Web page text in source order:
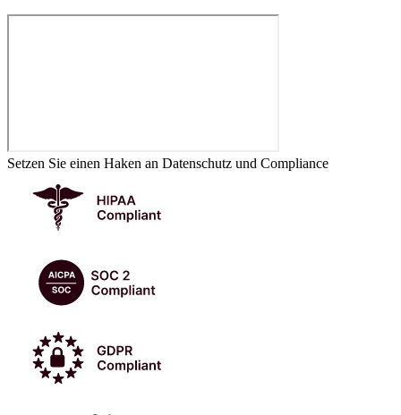
Setzen Sie einen Haken an Datenschutz und Compliance